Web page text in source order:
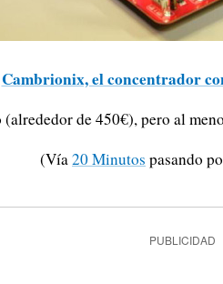
Cambrionix, el concentrador
de 450€), pero al
(Vía20 Minutos pasando
PUBLICIDAD